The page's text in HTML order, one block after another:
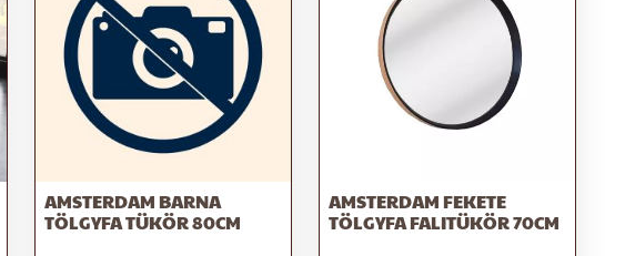
AMSTERDAM BARNA
TÖLGYFA TÜKÖR 80CM
AMSTERDAM FEKETE
TÖLGYFA FALITÜKÖR 70CM